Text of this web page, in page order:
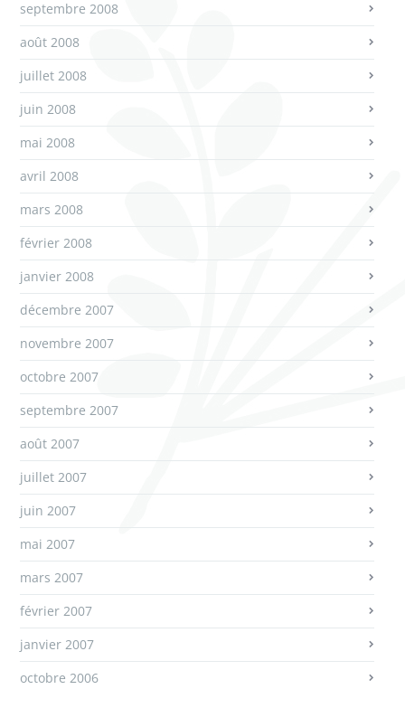
septembre 2008
août 2008
juillet 2008
juin 2008
mai 2008
avril 2008
mars 2008
février 2008
janvier 2008
décembre 2007
novembre 2007
octobre 2007
septembre 2007
août 2007
juillet 2007
juin 2007
mai 2007
mars 2007
février 2007
janvier 2007
octobre 2006